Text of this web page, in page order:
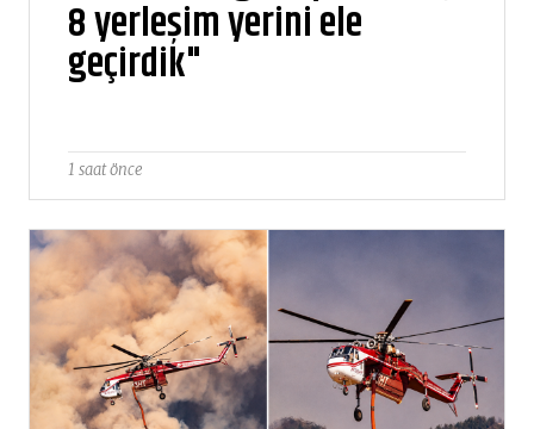
8 yerleşim yerini ele
geçirdik"
1 saat önce